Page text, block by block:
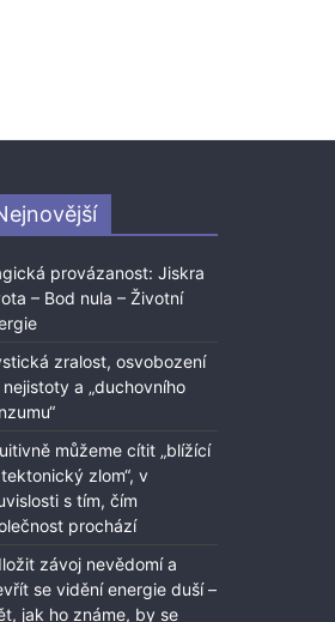
provázanost: Jiskra
– Bod nula – Životní
zralost, osvobození
a „duchovního
můžeme cítit „blížící
zlom“, v
s tím, čím
prochází
závoj nevědomí a
se vidění energie duší –
jak ho známe, by se